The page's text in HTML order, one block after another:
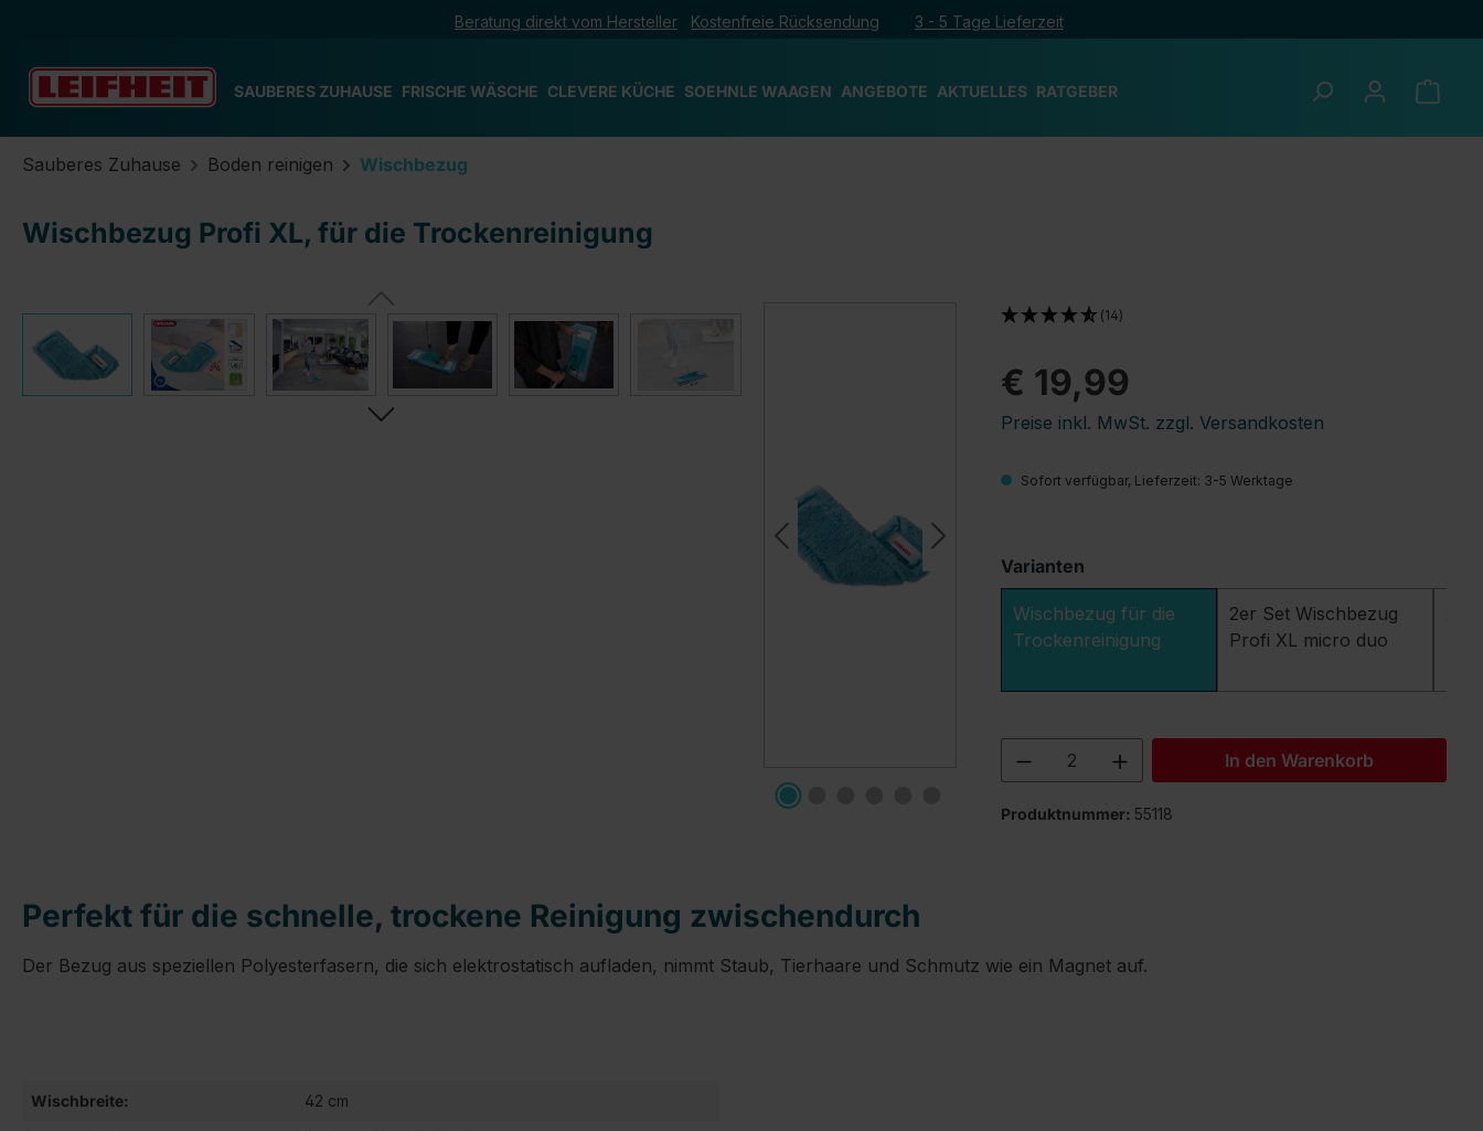
Beratung direkt vom Hersteller Kostenfreie Rücksendung 3 - 5 Tage Lieferzeit
SAUBERES ZUHAUSE FRISCHE WÄSCHE CLEVERE KÜCHE SOEHNLE WAAGEN ANGEBOTE AKTUELLES RATGEBER
Sauberes Zuhause Boden reinigen Wischbezug
Wischbezug Profi XL, für die Trockenreinigung
€ 19,99
Preise inkl. MwSt. zzgl. Versandkosten
(14)
Sofort verfügbar, Lieferzeit: 3-5 Werktage
Varianten
Wischbezug für die
Trockenreinigung
2er Set Wischbezug
Profi XL micro duo
Produkt Anzahl: Gib den
In den Warenkorb
Produktnummer: 55118
Perfekt für die schnelle, trockene Reinigung zwischendurch
Der Bezug aus speziellen Polyesterfasern, die sich elektrostatisch aufladen, nimmt Staub, Tierhaare und Schmutz wie ein Magnet auf.
Wischbreite: 42 cm